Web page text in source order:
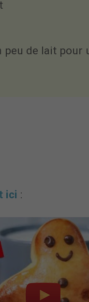
peu de lait pour
ici :